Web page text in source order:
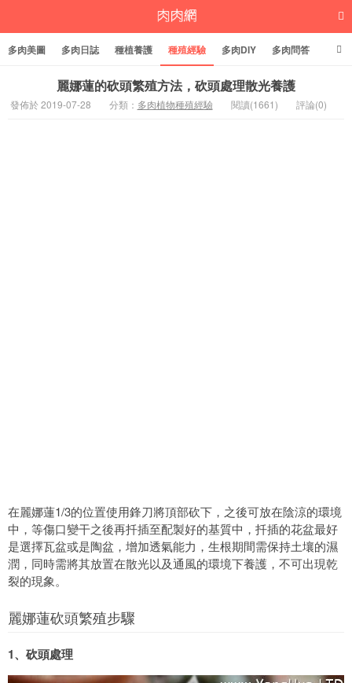
多肉美圖 多肉日誌 種植養護 種殖經驗 多肉DIY 多肉問答
多肉標籤
麗娜蓮的砍頭繁殖方法，砍頭處理散光養護
發佈於 2019-07-28 分類： 多肉植物種殖經驗 閱讀(1661) 評論(0)
在麗娜蓮1/3的位置使用鋒刀將頂部砍下，之後可放在陰涼的環境
中，等傷口變干之後再扦插至配製好的基質中，扦插的花盆最好
是選擇瓦盆或是陶盆，增加透氣能力，生根期間需保持土壤的濕
潤，同時需將其放置在散光以及通風的環境下養護，不可出現乾
裂的現象。
麗娜蓮砍頭繁殖步驟
1、砍頭處理